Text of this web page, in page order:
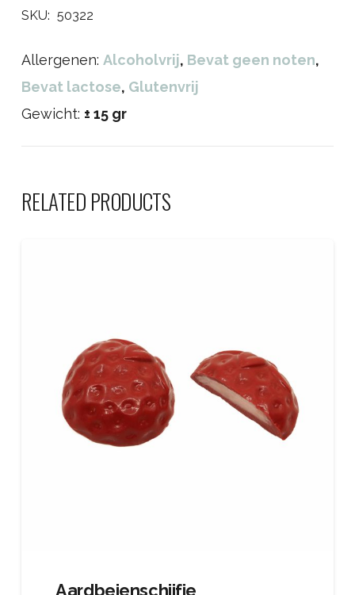
SKU: 50322
Allergenen: Alcoholvrij, Bevat geen noten,
Bevat lactose, Glutenvrij
Gewicht: ± 15 gr
RELATED PRODUCTS
Aardbeienschijfje